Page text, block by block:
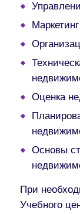
Оценка
Основы
При
Учебного